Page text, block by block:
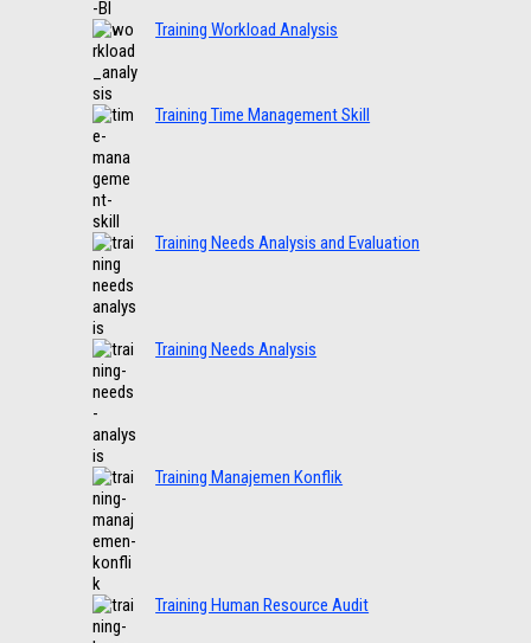
Training Workload Analysis
Training Time Management Skill
Training Needs Analysis and Evaluation
Training Needs Analysis
Training Manajemen Konflik
Training Human Resource Audit